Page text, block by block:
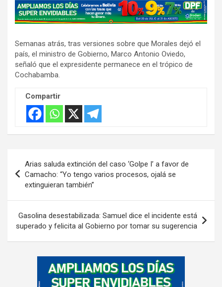
A
d
e
r
t
s
m
e
Semanas atrás, tras versiones sobre que Morales dejó el
país, el ministro de Gobierno, Marco Antonio Oviedo,
señaló que el expresidente permanece en el trópico de
Cochabamba.
Compartir
de
entradas
Arias saluda extinción del caso ‘Golpe I’ a favor de
Camacho: “Yo tengo varios procesos, ojalá se
extinguieran también”
Gasolina desestabilizada: Samuel dice el incidente está
superado y felicita al Gobierno por tomar su sugerencia